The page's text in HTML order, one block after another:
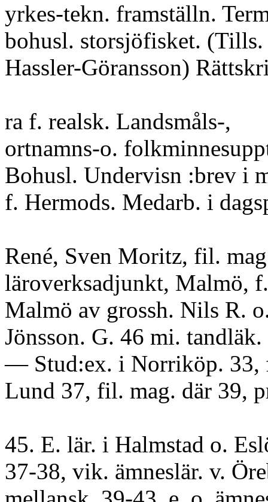
yrkes-tekn. framställn.
bohusl. storsjöfisket.
Hassler-Göransson)
ra f. realsk. Landsmåls-,
ortnamns-o.
Bohusl. Undervisn :brev i
f. Hermods. Medarb. i
René, Sven Moritz, fil.
läroverksadjunkt, Malmö,
Malmö av grossh. Nils R.
Jönsson. G. 46 mi.
— Stud:ex. i Norriköp. 33,
Lund 37, fil. mag. där 39,
45. E. lär. i Halmstad o.
37-38, vik. ämneslär. v.